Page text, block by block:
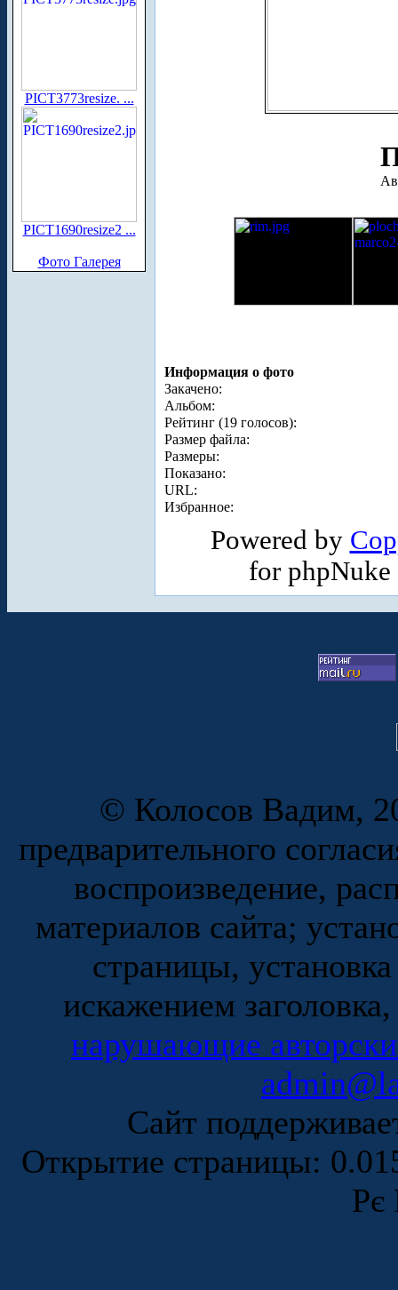
PICT3773resize. ...
PICT1690resize2 ...
Фото Галерея
Информация о фото
Закачено:
Альбом:
Рейтинг (19 голосов):
Размер файла:
Размеры:
Показано:
URL:
Избранное:
Powered by
for
© Колосов Вадим,
предварительного
воспроизведение,
материалов сайта;
страницы,
искажением
нарушающие
Сайт
Открытие страницы:
Рє